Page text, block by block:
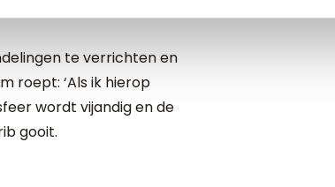
te verrichten en
roept: ‘Als ik hierop
wordt vijandig en de
gooit.